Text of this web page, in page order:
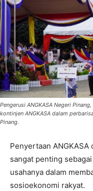
Pengerusi ANGKASA Negeri
kontinjen ANGKASA dalam
Pinang.
Penyertaan
sangat penting
usahanya dalam
sosioekonomi rakyat.